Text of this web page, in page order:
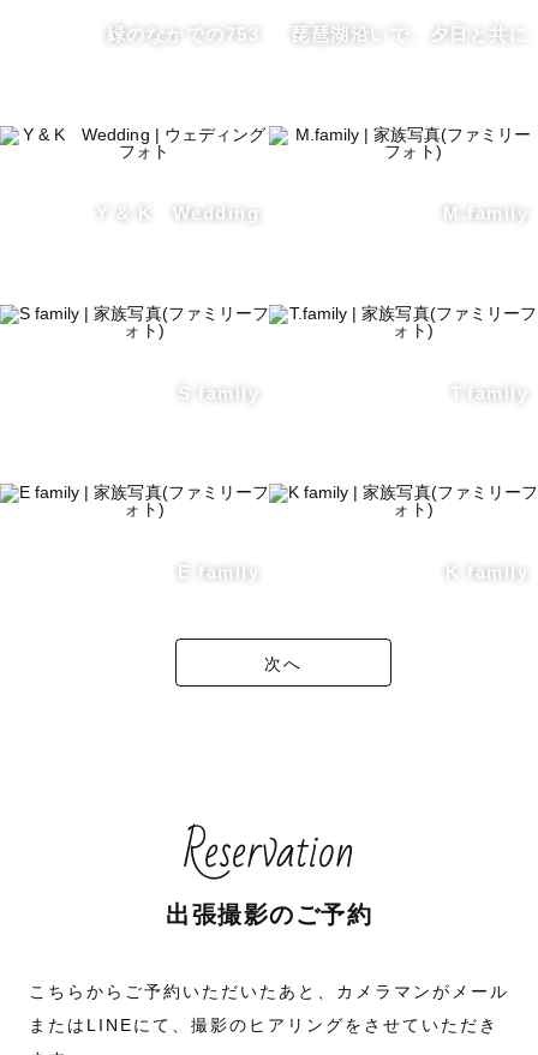
緑のなかでの753 琵琶湖沿いで、夕日と共に
Y & K Wedding M.family
S family T.family
E family K family
次へ
Reservation
出張撮影のご予約
こちらからご予約いただいたあと、カメラマンがメール
またはLINEにて、撮影のヒアリングをさせていただき